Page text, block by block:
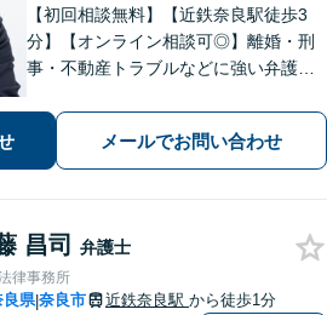
【初回相談無料】【近鉄奈良駅徒歩3
分】【オンライン相談可◎】離婚・刑
事・不動産トラブルなどに強い弁護士
対応しています。お一人で悩まれず、
まずはお気軽に電話いただけたらと思
います。【土日夜間面談】【出張相
談】
メールでお問い合わせ
昌司 弁護士
律事務所
良県|奈良市 近鉄奈良駅 から徒歩1分